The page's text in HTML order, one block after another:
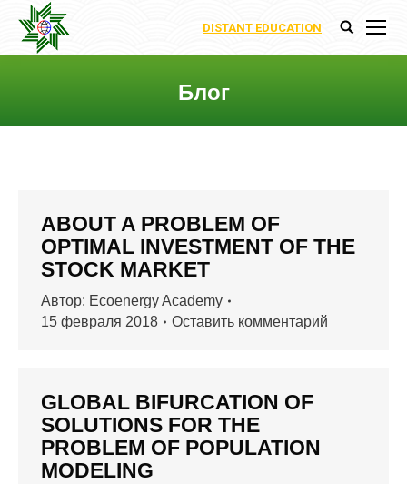
DISTANT EDUCATION Поиск:
Блог
ABOUT A PROBLEM OF
OPTIMAL INVESTMENT OF THE
STOCK MARKET
Автор: Ecoenergy Academy
15 февраля 2018
Оставить комментарий
GLOBAL BIFURCATION OF
SOLUTIONS FOR THE
PROBLEM OF POPULATION
MODELING